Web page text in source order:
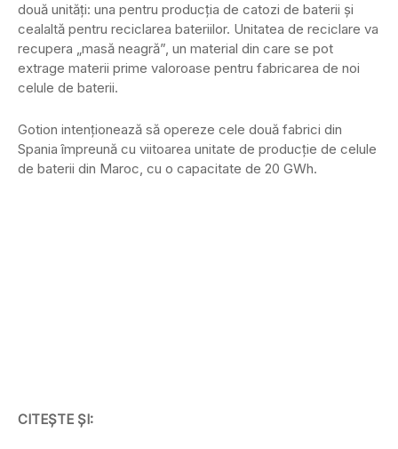
două unități: una pentru producția de catozi de baterii și
cealaltă pentru reciclarea bateriilor. Unitatea de reciclare va
recupera „masă neagră”, un material din care se pot
extrage materii prime valoroase pentru fabricarea de noi
celule de baterii.
Gotion intenționează să opereze cele două fabrici din
Spania împreună cu viitoarea unitate de producție de celule
de baterii din Maroc, cu o capacitate de 20 GWh.
CITEȘTE ȘI: